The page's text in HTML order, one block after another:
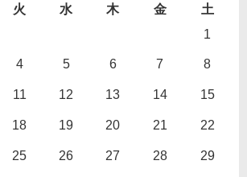
火 水 木 金
土
1
4 5 6 7 8
11 12 13 14 15
18 19 20 21 22
25 26 27 28 29